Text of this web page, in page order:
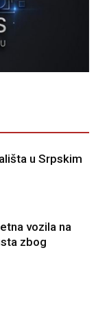
u Srpskim
vozila na
zbog